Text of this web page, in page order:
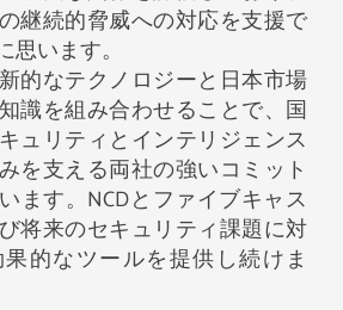
継続的脅威への対応を支援で
います。
的なテクノロジーと日本市場
識を組み合わせることで、国
ュリティとインテリジェンス
を支える両社の強いコミット
ます。NCDとファイブキャス
将来のセキュリティ課題に対
的なツールを提供し続けま